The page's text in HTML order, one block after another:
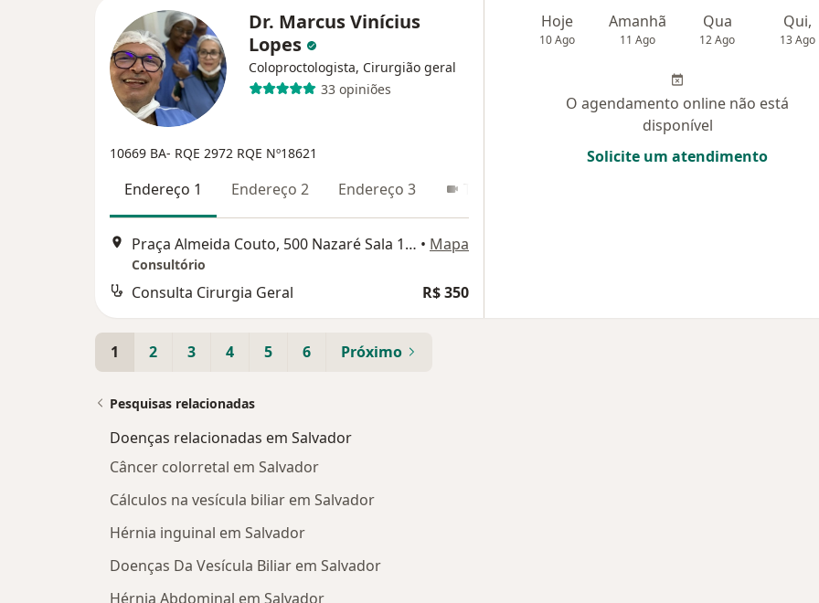
Dr. Marcus Vinícius
Lopes
Coloproctologista, Cirurgião geral
33 opiniões
10669 BA- RQE 2972 RQE Nº18621
Endereço 1 Endereço 2 Endereço 3 Teleconsulta
Praça Almeida Couto, 500 Nazaré Sala 115 Centro médico Celso Figueiroa, Salvador • Mapa
Consultório
Consulta Cirurgia Geral R$ 350
Hoje
10 Ago
Amanhã
11 Ago
Qua
12 Ago
Qui,
13 Ago
O agendamento online não está
disponível
Solicite um atendimento
1 2 3 4 5 6 Próximo
Pesquisas relacionadas
Doenças relacionadas em Salvador
Câncer colorretal em Salvador
Cálculos na vesícula biliar em Salvador
Hérnia inguinal em Salvador
Doenças Da Vesícula Biliar em Salvador
Hérnia Abdominal em Salvador